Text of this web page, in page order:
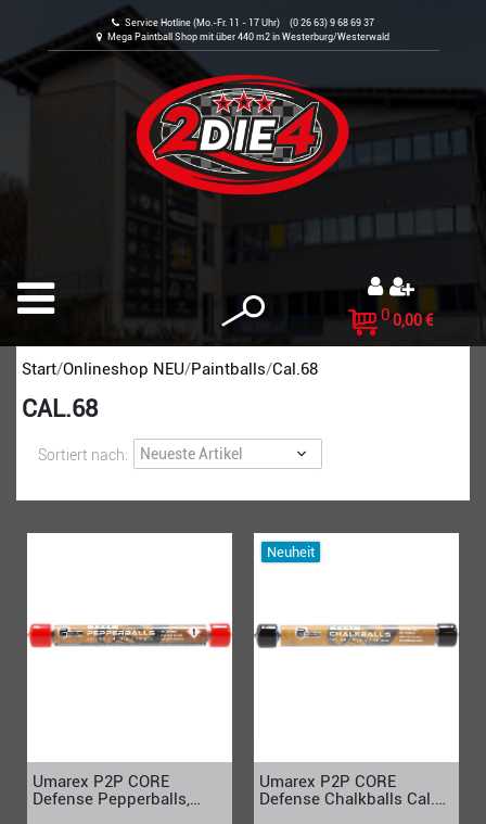
Service Hotline (Mo.-Fr. 11 - 17 Uhr) (0 26 63) 9 68 69 37
Mega Paintball Shop mit über 440 m2 in Westerburg/Westerwald
0 0,00 €
Start Onlineshop NEU Paintballs Cal.68
CAL.68
Sortiert nach:
Umarex P2P CORE
Defense Pepperballs,
Neuheit
Umarex P2P CORE
Defense Chalkballs Cal.68